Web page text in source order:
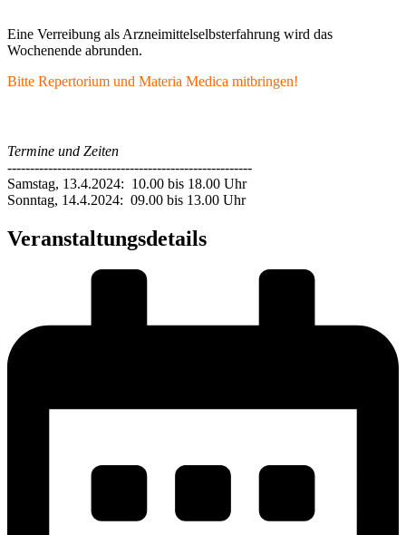
Eine Verreibung als Arzneimittelselbsterfahrung wird das
Wochenende abrunden.
Bitte Repertorium und Materia Medica mitbringen!
Termine und Zeiten
------------------------------------------------------
Samstag, 13.4.2024: 10.00 bis 18.00 Uhr
Sonntag, 14.4.2024: 09.00 bis 13.00 Uhr
Veranstaltungsdetails